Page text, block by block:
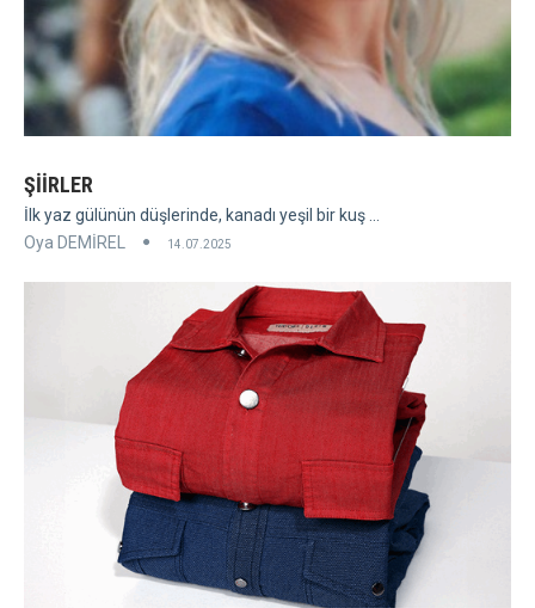
ŞİİRLER
İlk yaz gülünün düşlerinde, kanadı yeşil bir kuş ...
Oya DEMİREL
14.07.2025